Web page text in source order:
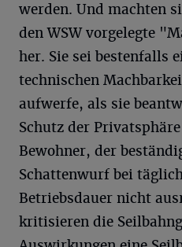
werden. Und machten
den WSW vorgelegte
her. Sie sei bestenfalls
technischen
aufwerfe, als sie
Schutz der
Bewohner, der
Schattenwurf bei
Betriebsdauer nicht
kritisieren die